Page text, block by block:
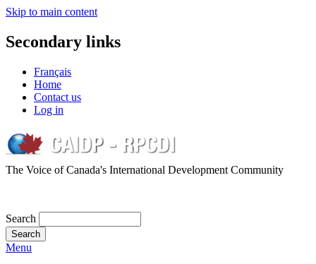
Skip to main content
Secondary links
Français
Home
Contact us
Log in
The Voice of Canada's International Development Community
Search
Menu